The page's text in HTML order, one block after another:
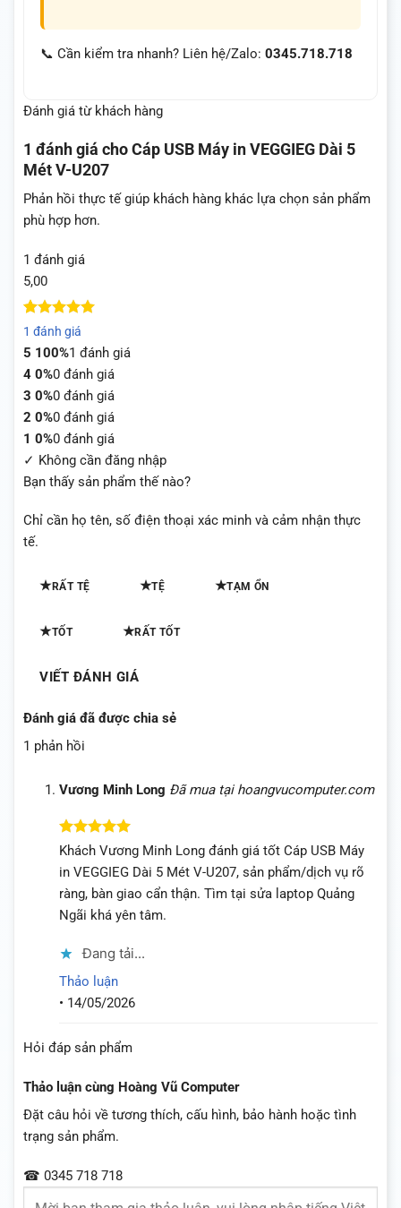
📞 Cần kiểm tra nhanh? Liên hệ/Zalo: 0345.718.718
Đánh giá từ khách hàng
1 đánh giá choCáp USB Máy in VEGGIEG Dài 5
Mét V-U207
Phản hồi thực tế giúp khách hàng khác lựa chọn sản phẩm
phù hợp hơn.
1 đánh giá
5,00
5 trên 5
dựa trên
1
đánh giá
1 đánh giá
5 100%1 đánh giá
4 0%0 đánh giá
3 0%0 đánh giá
2 0%0 đánh giá
1 0%0 đánh giá
✓ Không cần đăng nhập
Bạn thấy sản phẩm thế nào?
Chỉ cần họ tên, số điện thoại xác minh và cảm nhận thực
tế.
★RẤT TỆ ★TỆ ★TẠM ỔN
★TỐT ★RẤT TỐT
VIẾT ĐÁNH GIÁ
Đánh giá đã được chia sẻ
1 phản hồi
Vương Minh Long Đã mua tại hoangvucomputer.com
Được xếp
sao
Khách Vương Minh Long đánh giá tốt Cáp USB Máy
in VEGGIEG Dài 5 Mét V-U207, sản phẩm/dịch vụ rõ
ràng, bàn giao cẩn thận. Tìm tại sửa laptop Quảng
Ngãi khá yên tâm.
Đang tải...
Thảo luận
• 14/05/2026
Hỏi đáp sản phẩm
Thảo luận cùng Hoàng Vũ Computer
Đặt câu hỏi về tương thích, cấu hình, bảo hành hoặc tình
trạng sản phẩm.
☎ 0345 718 718